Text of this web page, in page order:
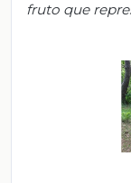
fruto que